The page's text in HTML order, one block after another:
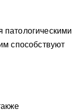
патологическими
способствуют